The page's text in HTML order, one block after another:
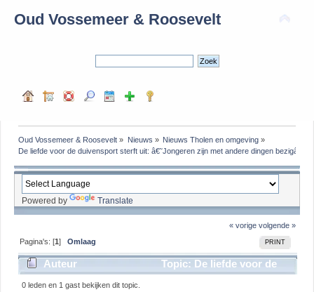
Oud Vossemeer & Roosevelt
Oud Vossemeer & Roosevelt » Nieuws » Nieuws Tholen en omgeving»
De liefde voor de duivensport sterft uit: â€˜Jongeren zijn met andere dingen bezigâ€™
Powered by Translate
« vorige volgende »
PRINT
Pagina's: [1]Omlaag
Auteur
Topic: De liefde voor de
duivensport sterft uit: â€˜Jongeren zijn met andere
0 leden en 1 gast bekijken dit topic.